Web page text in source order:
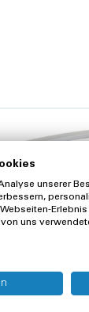
unserer
uns